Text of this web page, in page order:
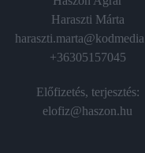
Haraszti Márta
+36305157045
Előfizetés, terjesztés:
elofiz@haszon.hu